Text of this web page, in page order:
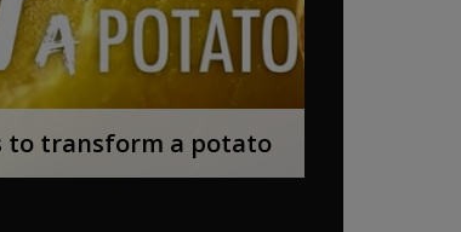
to transform a potato